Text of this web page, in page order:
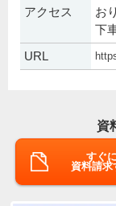
アクセス
お
下
URL
資
すぐに
資料請求